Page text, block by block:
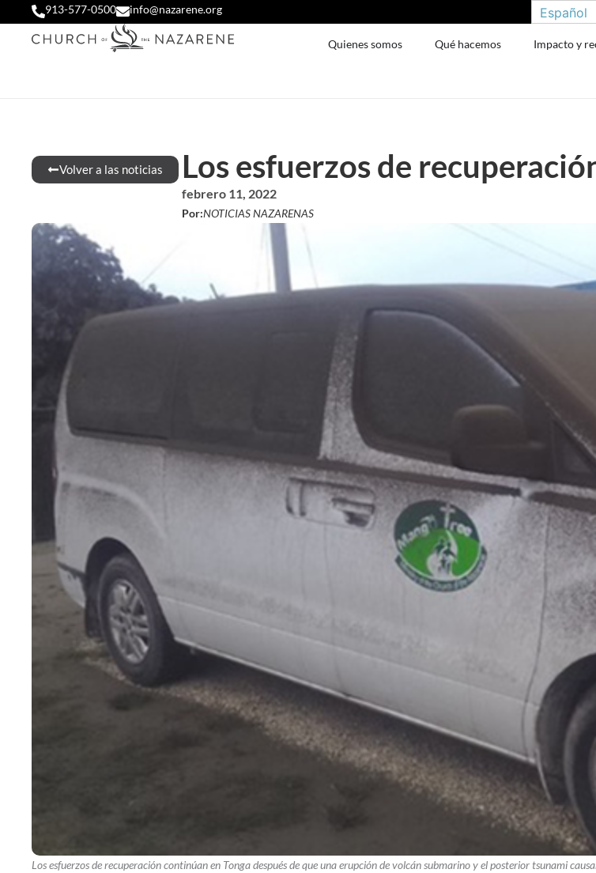
913-577-0500 info@nazarene.org Español
Quienes somos Qué hacemos Impacto y
Volver a las noticias Los esfuerzos de
febrero 11, 2022
Por:NOTICIAS NAZARENAS
Los esfuerzos de recuperación continúan en Tonga después de que una erupción de volcán submarino y el posterior tsunami